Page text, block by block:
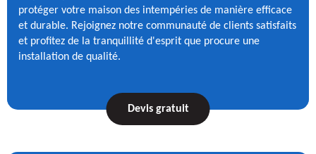
protéger votre maison des intempéries de manière efficace
et durable. Rejoignez notre communauté de clients satisfaits
et profitez de la tranquillité d'esprit que procure une
installation de qualité.
Devis gratuit